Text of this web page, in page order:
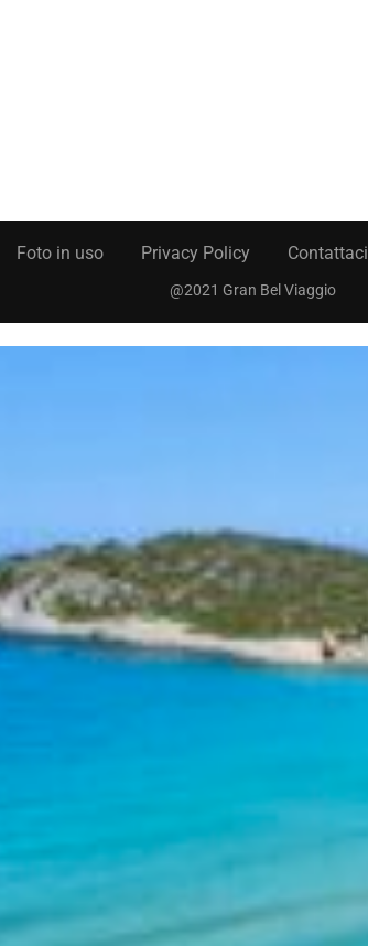
Foto in uso Privacy Policy Contattaci
@2021 Gran Bel Viaggio